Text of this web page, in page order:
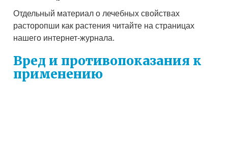
Отдельный материал о лечебных свойствах
расторопши как растения читайте на страницах
нашего интернет-журнала.
Вред и противопоказания к
применению